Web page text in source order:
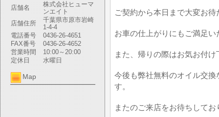
店舗名
株式会社ヒューマ
ンエイト
店舗住所
千葉県市原市岩崎
1-4-4
電話番号
0436-26-4651
FAX番号
0436-26-4652
営業時間
10:00～20:00
定休日
水曜日
Map
ご契約から本日まで大変お
お車の仕上がりにもご満足
また、帰りの際はお気お付け
今後も弊社無料のオイル交
す。
またのご来店をお待ちしてお